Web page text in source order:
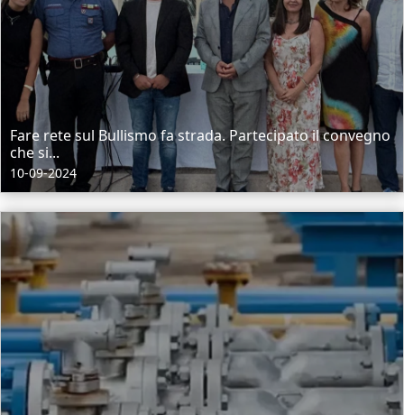
Fare rete sul Bullismo fa strada. Partecipato il convegno
che si...
10-09-2024